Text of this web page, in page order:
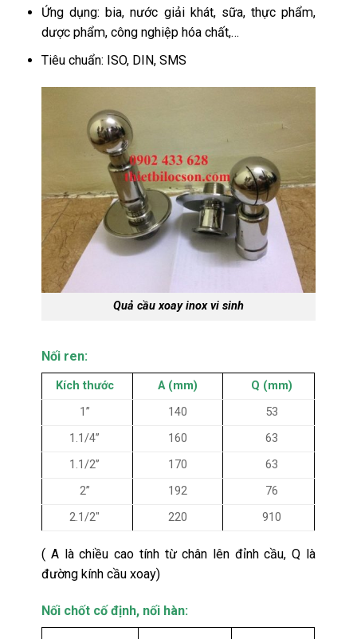
Ứng dụng: bia, nước giải khát, sữa, thực phẩm,
dược phẩm, công nghiệp hóa chất,…
Tiêu chuẩn: ISO, DIN, SMS
Quả cầu xoay inox vi sinh
Nối ren:
Kích thước A (mm)
Q (mm)
1’’
140
53
1.1/4’’
160
63
1.1/2’’
170
63
2’’
192
76
2.1/2″
220 910
( A là chiều cao tính từ chân lên đỉnh cầu, Q là
đường kính cầu xoay)
Nối chốt cố định, nối hàn: